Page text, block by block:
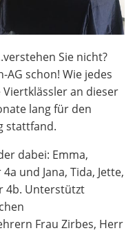
Sie nicht?
schon! Wie jedes
an dieser
lang für den
stattfand.
dabei: Emma,
und Jana, Tida, Jette,
4b. Unterstützt
Frau Zirbes, Herr